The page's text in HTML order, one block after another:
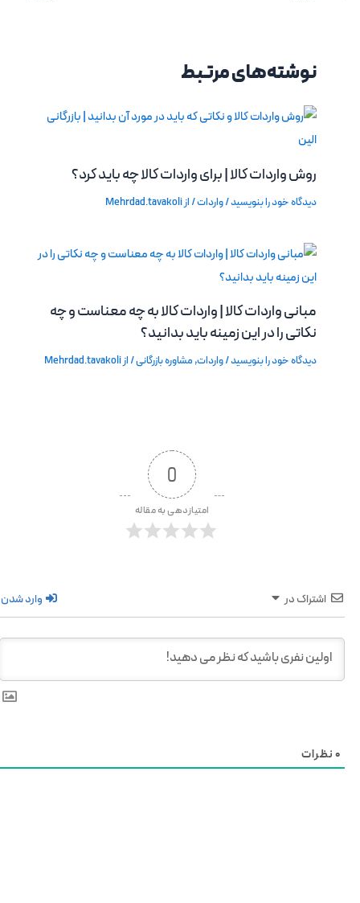
نوشته‌های مرتبط
روش واردات کالا | برای واردات کالا چه باید کرد؟
دیدگاه‌ خود را بنویسید/واردات/ ازMehrdad.tavakoli
مبانی واردات کالا | واردات کالا به چه معناست و چه
نکاتی را در این زمینه باید بدانید؟
دیدگاه‌ خود را بنویسید/واردات, مشاوره بازرگانی/ ازMehrdad.tavakoli
0
امتیازدهی به مقاله
اشتراک در وارد شدن
0نظرات